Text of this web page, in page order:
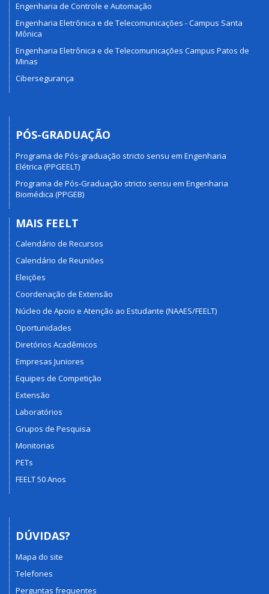
Engenharia de Controle e Automação
Engenharia Eletrônica e de Telecomunicações - Campus Santa
Mônica
Engenharia Eletrônica e de Telecomunicações Campus Patos de
Minas
Cibersegurança
PÓS-GRADUAÇÃO
Programa de Pós-graduação stricto sensu em Engenharia
Elétrica (PPGEELT)
Programa de Pós-Graduação stricto sensu em Engenharia
Biomédica (PPGEB)
MAIS FEELT
Calendário de Recursos
Calendário de Reuniões
Eleições
Coordenação de Extensão
Núcleo de Apoio e Atenção ao Estudante (NAAES/FEELT)
Oportunidades
Diretórios Acadêmicos
Empresas Juniores
Equipes de Competição
Extensão
Laboratórios
Grupos de Pesquisa
Monitorias
PETs
FEELT 50 Anos
DÚVIDAS?
Mapa do site
Telefones
Perguntas frequentes